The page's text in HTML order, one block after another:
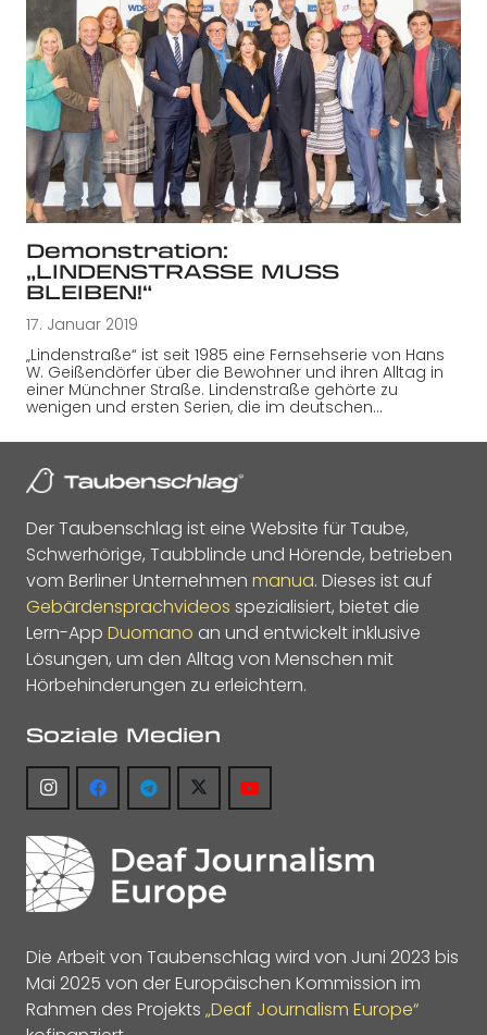
Demonstration:
„LINDENSTRASSE MUSS
BLEIBEN!“
17. Januar 2019
„Lindenstraße“ ist seit 1985 eine Fernsehserie von Hans
W. Geißendörfer über die Bewohner und ihren Alltag in
einer Münchner Straße. Lindenstraße gehörte zu
wenigen und ersten Serien, die im deutschen…
Der Taubenschlag ist eine Website für Taube,
Schwerhörige, Taubblinde und Hörende, betrieben
vom Berliner Unternehmen manua. Dieses ist auf
Gebärdensprachvideos spezialisiert, bietet die
Lern-App Duomano an und entwickelt inklusive
Lösungen, um den Alltag von Menschen mit
Hörbehinderungen zu erleichtern.
Soziale Medien
Die Arbeit von Taubenschlag wird von Juni 2023 bis
Mai 2025 von der Europäischen Kommission im
Rahmen des Projekts „Deaf Journalism Europe“